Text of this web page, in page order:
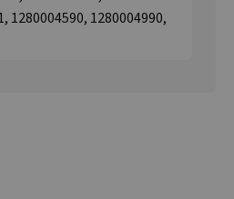
1280004590, 1280004990,